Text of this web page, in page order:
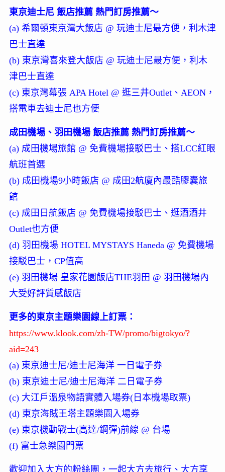
東京迪士尼 飯店推薦 熱門訂房推薦～
(a) 希爾頓東京灣大飯店 @ 玩迪士尼最方便，利木津
巴士直達
(b) 東京灣喜來登大飯店 @ 玩迪士尼最方便，利木
津巴士直達
(c) 東京灣幕張 APA Hotel @ 逛三井Outlet、AEON，
搭電車去迪士尼也方便
成田機場、羽田機場 飯店推薦 熱門訂房推薦～
(a) 成田機場旅館 @ 免費機場接駁巴士、搭LCC紅眼
航班首選
(b) 成田機場9小時飯店 @ 成田2航廈內最酷膠囊旅
館
(c) 成田日航飯店 @ 免費機場接駁巴士、逛酒酒井
Outlet也方便
(d) 羽田機場 HOTEL MYSTAYS Haneda @ 免費機場
接駁巴士，CP值高
(e) 羽田機場 皇家花園飯店THE羽田 @ 羽田機場內
大受好評質感飯店
更多的東京主題樂園線上訂票：
https://www.klook.com/zh-TW/promo/bigtokyo/?
aid=243
(a) 東京迪士尼/迪士尼海洋 一日電子券
(b) 東京迪士尼/迪士尼海洋 二日電子券
(c) 大江戶溫泉物語實體入場券(日本機場取票)
(d) 東京海賊王塔主題樂園入場券
(e) 東京機動戰士(高達/鋼彈)前線 @ 台場
(f) 富士急樂園門票
歡迎加入大方的粉絲團，一起大方去旅行、大方享